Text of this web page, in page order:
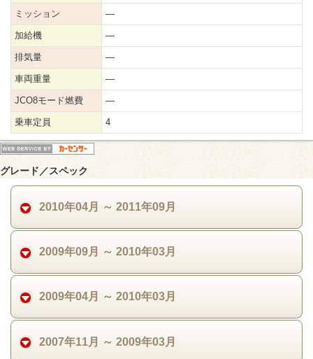
ミッション ―
加給機 ―
排気量 ―
車両重量 ―
JCO8モード燃費 ―
乗車定員 4
グレード／スペック
2010年04月 ～ 2011年09月
2009年09月 ～ 2010年03月
2009年04月 ～ 2010年03月
2007年11月 ～ 2009年03月